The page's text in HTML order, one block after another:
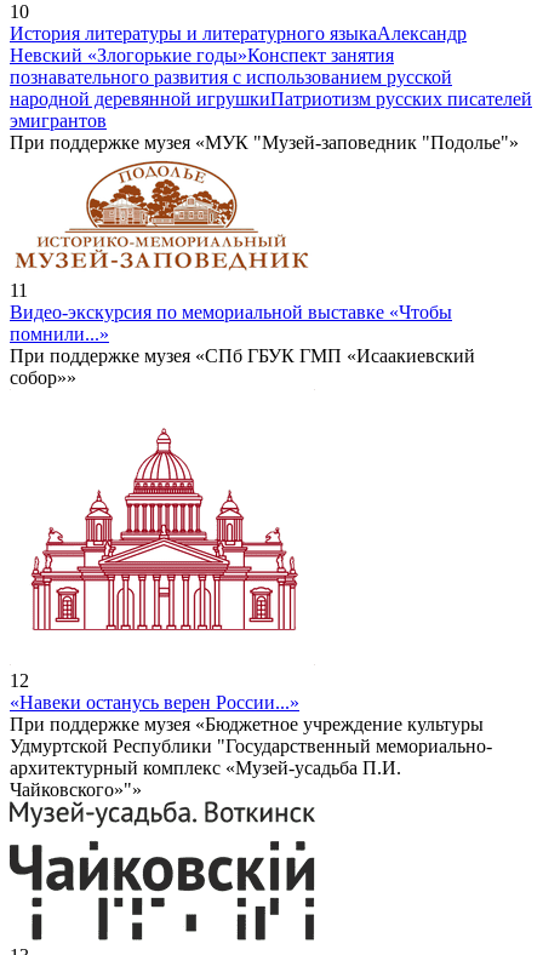
10
История литературы и литературного языкаАлександр
Невский «Злогорькие годы»Конспект занятия
познавательного развития с использованием русской
народной деревянной игрушкиПатриотизм русских писателей
эмигрантов
При поддержке музея «МУК "Музей-заповедник "Подолье"»
11
Видео-экскурсия по мемориальной выставке «Чтобы
помнили...»
При поддержке музея «СПб ГБУК ГМП «Исаакиевский
собор»»
12
«Навеки останусь верен России...»
При поддержке музея «Бюджетное учреждение культуры
Удмуртской Республики "Государственный мемориально-
архитектурный комплекс «Музей-усадьба П.И.
Чайковского»"»